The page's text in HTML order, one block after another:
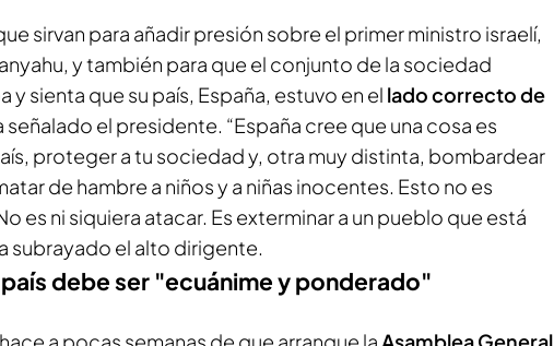
sirvan para añadir presión sobre el primer ministro israelí,
y también para que el conjunto de la sociedad
y sienta que su país, España, estuvo en el lado correcto de
señalado el presidente. “España cree que una cosa es
proteger a tu sociedad y, otra muy distinta, bombardear
de hambre a niños y a niñas inocentes. Esto no es
es ni siquiera atacar. Es exterminar a un pueblo que está
subrayado el alto dirigente.
debe ser "ecuánime y ponderado"